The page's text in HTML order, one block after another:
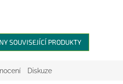
SOUVISEJÍCÍ PRODUKTY
Diskuze